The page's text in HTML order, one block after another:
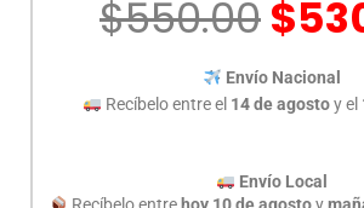
$550.00El
era:
$
Envío Nacional
Recíbelo entre el 14 de agostoy el
Envío Local